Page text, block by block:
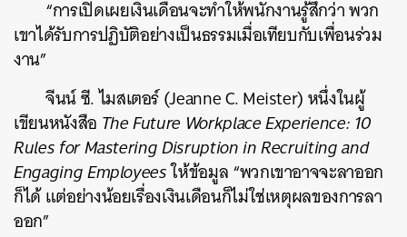
“การเปิดเผยเงินเดือนจะทำให้พนักงานรู้สึกว่า พวก
เขาได้รับการปฏิบัติอย่างเป็นธรรมเมื่อเทียบกับเพื่อนร่วม
งาน”
จีนน์ ซี. ไมสเตอร์ (Jeanne C. Meister) หนึ่งในผู้
เขียนหนังสือ The Future Workplace Experience: 10
Rules for Mastering Disruption in Recruiting and
Engaging Employeesให้ข้อมูล “พวกเขาอาจจะลาออก
ก็ได้ แต่อย่างน้อยเรื่องเงินเดือนก็ไม่ใช่เหตุผลของการลา
ออก”